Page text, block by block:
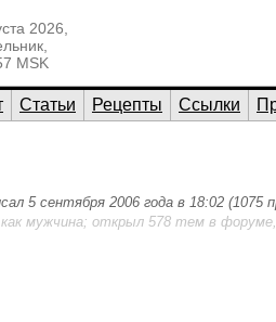
2026,
MSK
Статьи Рецепты Ссылки
5 сентября 2006 года в 18:02 (1075
мужчина; открыл 578 тем в